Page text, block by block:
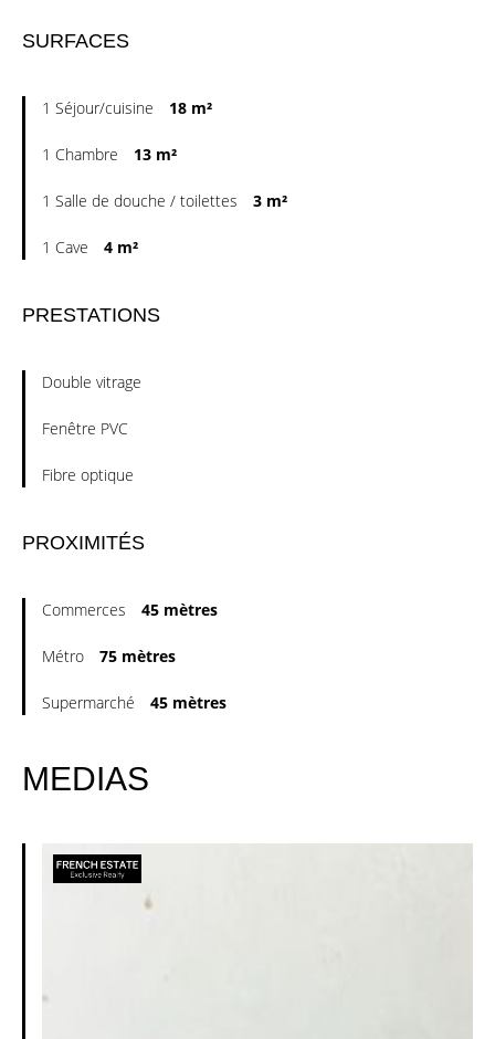
SURFACES
1 Séjour/cuisine 18 m²
1 Chambre 13 m²
1 Salle de douche / toilettes 3 m²
1 Cave 4 m²
PRESTATIONS
Double vitrage
Fenêtre PVC
Fibre optique
PROXIMITÉS
Commerces 45 mètres
Métro 75 mètres
Supermarché 45 mètres
MEDIAS